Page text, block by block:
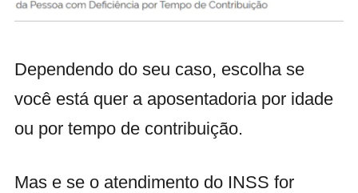
Dependendo do seu caso, escolha se
você está quer a aposentadoria por idade
ou por tempo de contribuição.
Mas e se o atendimento do INSS for